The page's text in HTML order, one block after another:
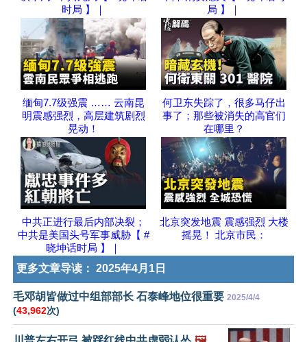
时局 】｜
局 】｜
缅甸7.7级强震 …… 云南昆
明震感强烈，高层建筑剧烈
晃动！
何卫东失踪了，很多马仔出
事了；那些被消失的高官们
在哪里？
中共正进行最后内部决裂；
中共是美国头号军事威胁【 #
晓坤话时局 】｜
北京突发地震 震感强烈 大楼
摇晃！ 北京市民：
更多文章导读： 2025年4月1日
毛邓胡皆做过中组部部长 石泰峰地位很重要 2025/4/4
(43,962次)